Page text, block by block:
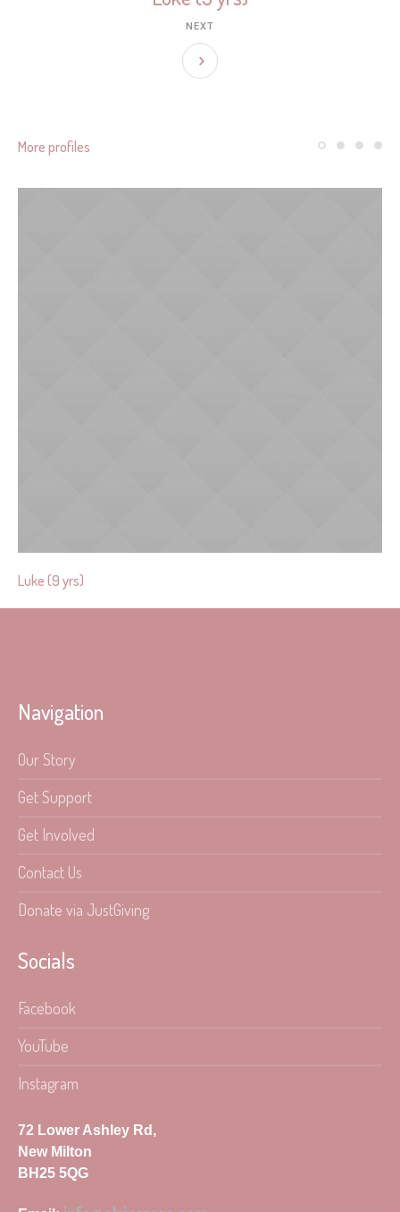
NEXT
More profiles
Luke (9 yrs)
Navigation
Our Story
Get Support
Get Involved
Contact Us
Donate via JustGiving
Socials
Facebook
YouTube
Instagram
72 Lower Ashley Rd,
New Milton
BH25 5QG